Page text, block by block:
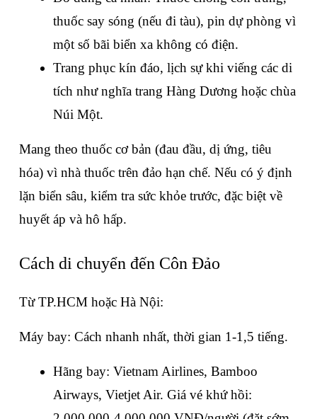
thuốc say sóng (nếu đi tàu), pin dự phòng vì
một số bãi biển xa không có điện.
Trang phục kín đáo, lịch sự khi viếng các di
tích như nghĩa trang Hàng Dương hoặc chùa
Núi Một.
Mang theo thuốc cơ bản (đau đầu, dị ứng, tiêu
hóa) vì nhà thuốc trên đảo hạn chế. Nếu có ý định
lặn biển sâu, kiểm tra sức khỏe trước, đặc biệt về
huyết áp và hô hấp.
Cách di chuyển đến Côn Đảo
Từ TP.HCM hoặc Hà Nội:
Máy bay: Cách nhanh nhất, thời gian 1-1,5 tiếng.
Hãng bay: Vietnam Airlines, Bamboo
Airways, Vietjet Air. Giá vé khứ hồi: